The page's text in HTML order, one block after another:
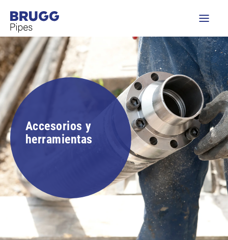
Accesorios y
herramientas